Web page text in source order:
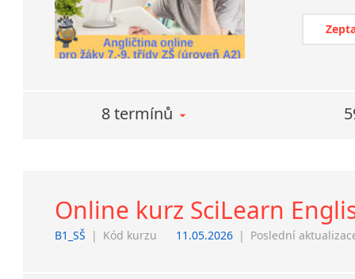
8 termínů
Online kurz SciLearn
B1_SŠ | Kód kurzu 11.05.2026 | Poslední